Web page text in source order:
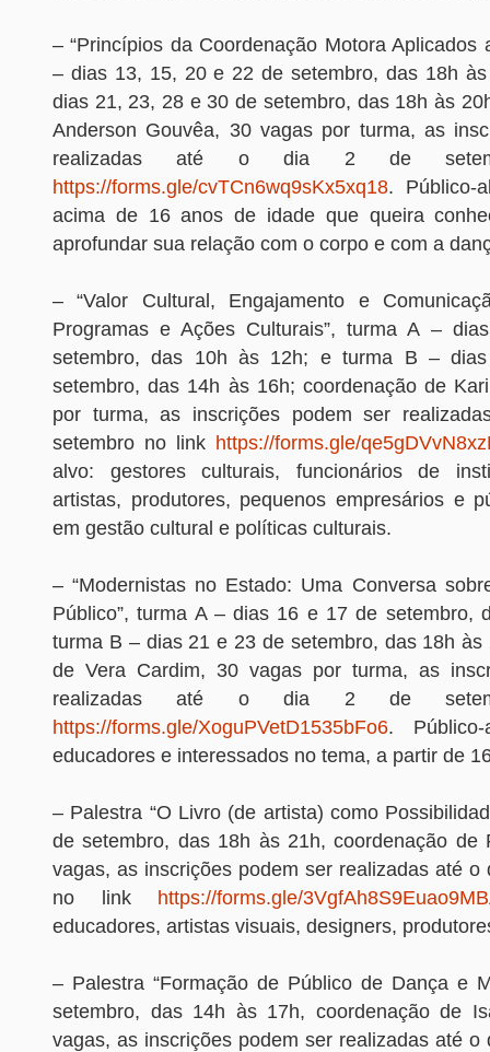
– “Princípios da Coordenação Motora Aplicados
– dias 13, 15, 20 e 22 de setembro, das 18h
dias 21, 23, 28 e 30 de setembro, das 18h às
Anderson Gouvêa, 30 vagas por turma, as
realizadas até o dia 2 de
https://forms.gle/cvTCn6wq9sKx5xq18. Público-
acima de 16 anos de idade que queira
aprofundar sua relação com o corpo e com a
– “Valor Cultural, Engajamento e
Programas e Ações Culturais”, turma A –
setembro, das 10h às 12h; e turma B –
setembro, das 14h às 16h; coordenação de
por turma, as inscrições podem ser
setembro no link https://forms.gle/
alvo: gestores culturais, funcionários de
artistas, produtores, pequenos empresários e
em gestão cultural e políticas culturais.
– “Modernistas no Estado: Uma Conversa
Público”, turma A – dias 16 e 17 de setembro,
turma B – dias 21 e 23 de setembro, das 18h às
de Vera Cardim, 30 vagas por turma, as
realizadas até o dia 2 de
https://forms.gle/XoguPVetD1535bFo6. Público-
educadores e interessados no tema, a partir de
– Palestra “O Livro (de artista) como
de setembro, das 18h às 21h, coordenação de
vagas, as inscrições podem ser realizadas até o
no link https://forms.gle/
educadores, artistas visuais, designers,
– Palestra “Formação de Público de Dança e
setembro, das 14h às 17h, coordenação de
vagas, as inscrições podem ser realizadas até o